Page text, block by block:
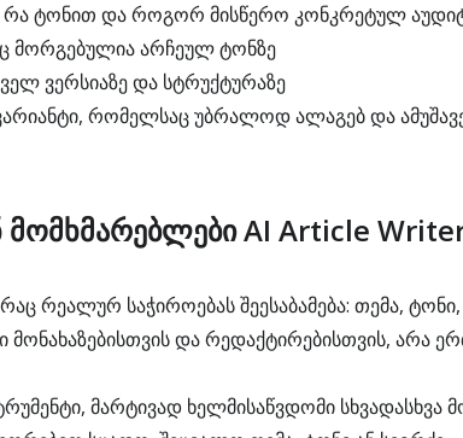
რა ტონით და როგორ მისწერო კონკრეტულ
მორგებულია არჩეულ ტონზე
ვერსიაზე და სტრუქტურაზე
რომელსაც უბრალოდ ალაგებ და
AI Article
რეალურ საჭიროებას შეესაბამება: თემა,
და რედაქტირებისთვის, არა
მარტივად ხელმისაწვდომი